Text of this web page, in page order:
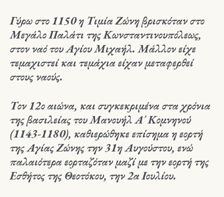
Γύρω στο 1150 η Τιμία Ζώνη βρισκόταν στο
Μεγάλο Παλάτι της Κωνσταντινουπόλεως,
στον ναό του Αγίου Μιχαήλ. Μάλλον είχε
τεμαχιστεί και τεμάχια είχαν μεταφερθεί
στους ναούς.
Τον 12ο αιώνα, και συγκεκριμένα στα χρόνια
της βασιλείας του Μανουήλ Α΄ Κομνηνού
(1143-1180), καθιερώθηκε επίσημα η εορτή
της Αγίας Ζώνης την 31η Αυγούστου, ενώ
παλαιότερα εορταζόταν μαζί με την εορτή της
Εσθήτος της Θεοτόκου, την 2α Ιουλίου.